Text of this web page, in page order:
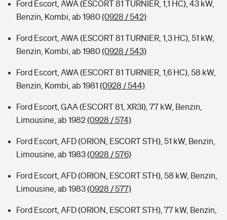
Ford Escort, AWA (ESCORT 81 TURNIER, 1,1 HC), 43 kW,
Benzin, Kombi, ab 1980(0928 / 542)
Ford Escort, AWA (ESCORT 81 TURNIER, 1,3 HC), 51 kW,
Benzin, Kombi, ab 1980(0928 / 543)
Ford Escort, AWA (ESCORT 81 TURNIER, 1,6 HC), 58 kW,
Benzin, Kombi, ab 1981 (0928 / 544)
Ford Escort, GAA (ESCORT 81, XR3I), 77 kW, Benzin,
Limousine, ab 1982(0928 / 574)
Ford Escort, AFD (ORION, ESCORT STH), 51 kW, Benzin,
Limousine, ab 1983(0928 / 576)
Ford Escort, AFD (ORION, ESCORT STH), 58 kW, Benzin,
Limousine, ab 1983(0928 / 577)
Ford Escort, AFD (ORION, ESCORT STH), 77 kW, Benzin,